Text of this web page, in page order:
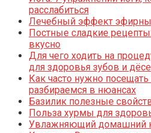
расслабиться
Лечебный эффект
Постные сладкие
вкусно
Для чего ходить на
для здоровья зубов и
Как часто нужно посещать
разбираемся в нюансах
Базилик полезные
Польза хурмы для
Увлажняющий домашний